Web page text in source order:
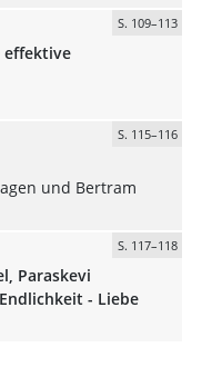
S. 109–113
effektive
S. 115–116
und Bertram
S. 117–118
Paraskevi
- Liebe